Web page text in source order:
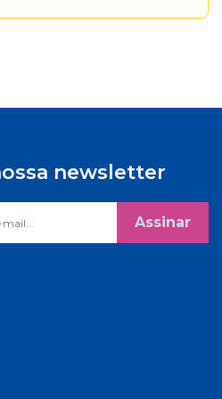
newsletter
Assinar